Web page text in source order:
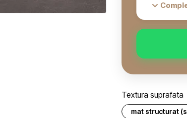
Textura suprafata
mat structurat